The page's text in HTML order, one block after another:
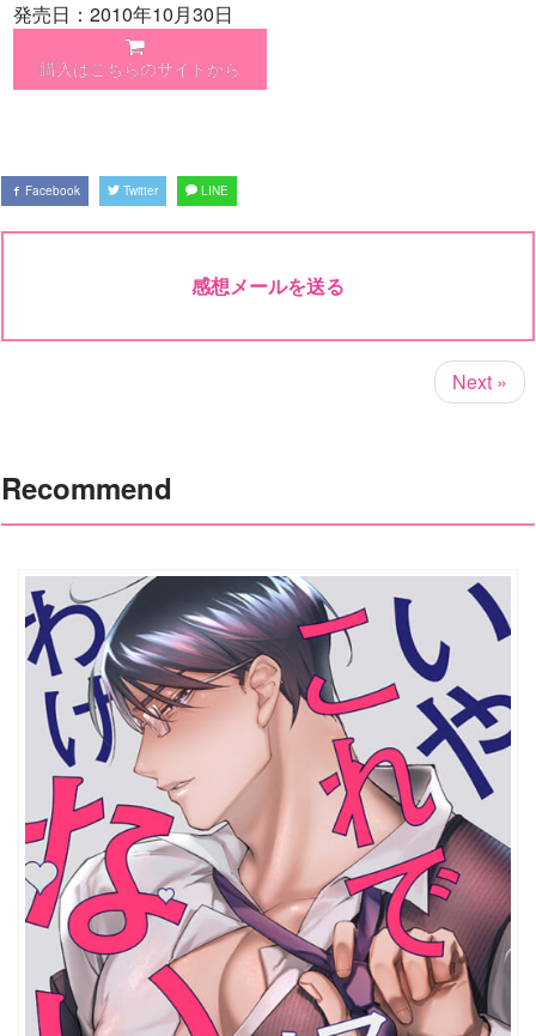
発売日：2010年10月30日
購入はこちらのサイトから
Facebook Twitter LINE
感想メールを送る
Next »
Recommend